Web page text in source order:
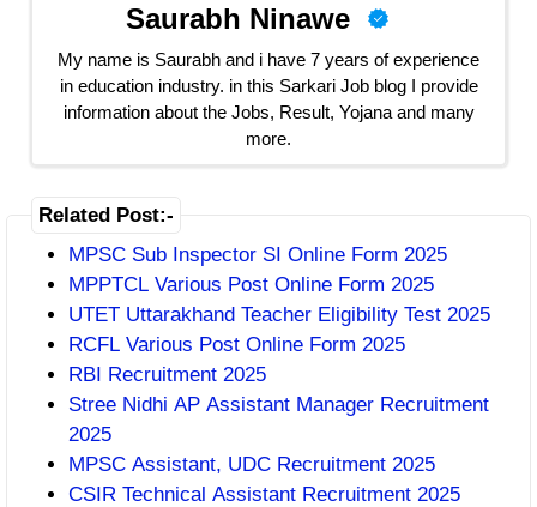
Saurabh Ninawe
My name is Saurabh and i have 7 years of experience
in education industry. in this Sarkari Job blog I provide
information about the Jobs, Result, Yojana and many
more.
Related Post:-
MPSC Sub Inspector SI Online Form 2025
MPPTCL Various Post Online Form 2025
UTET Uttarakhand Teacher Eligibility Test 2025
RCFL Various Post Online Form 2025
RBI Recruitment 2025
Stree Nidhi AP Assistant Manager Recruitment
2025
MPSC Assistant, UDC Recruitment 2025
CSIR Technical Assistant Recruitment 2025